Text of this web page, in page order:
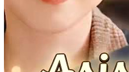
"Selama beberapa tahun, Maya Malik
dengan bos milyadernya, Johan Winata.
dikejutkan oleh kemunculan Juli
tunangan Johan Winata. Juli membuat
ini dirinya hanyalah pengganti cinta
Dengan campur tangan dari Nyonya
mengundurkan diri dan meninggalkan
terperosok ke dalam pusaran takdir